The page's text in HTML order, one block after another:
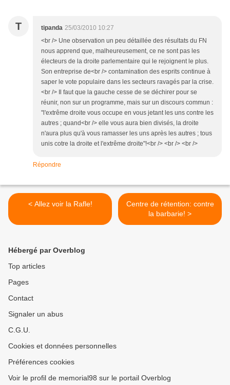
T tipanda 25/03/2010 10:27
<br /> Une observation un peu détaillée des résultats du FN
nous apprend que, malheureusement, ce ne sont pas les
électeurs de la droite parlementaire qui le rejoignent le plus.
Son entreprise de<br /> contamination des esprits continue à
saper le vote populaire dans les secteurs ravagés par la crise.
<br /> Il faut que la gauche cesse de se déchirer pour se
réunir, non sur un programme, mais sur un discours commun :
"l'extrême droite vous occupe en vous jetant les uns contre les
autres ; quand<br /> elle vous aura bien divisés, la droite
n'aura plus qu'à vous ramasser les uns après les autres ; tous
unis cotre la droite et l'extrême droite"!<br /> <br /> <br />
Répondre
< Allez voir la Rafle!
Centre de rétention: contre
la barbarie! >
Hébergé par Overblog
Top articles
Pages
Contact
Signaler un abus
C.G.U.
Cookies et données personnelles
Préférences cookies
Voir le profil de memorial98 sur le portail Overblog